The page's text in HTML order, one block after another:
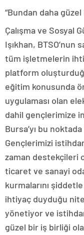
“Bundan daha
Çalışma ve Sosyal
Işıkhan,
tüm işletmelerin
platform
eğitim konusunda
uygulaması olan
dahil gençlerimize
Bursa’yı bu
Gençlerimizi
zaman destekçileri
ticaret ve sanayi
kurmalarını
ihtiyaç duyduğu
yönetiyor ve
güzel bir iş birliği